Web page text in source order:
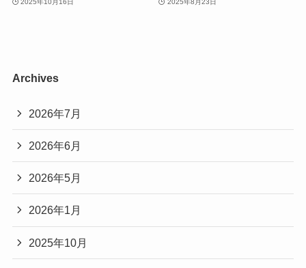
2025年10月16日 2025年8月23日
Archives
2026年7月
2026年6月
2026年5月
2026年1月
2025年10月